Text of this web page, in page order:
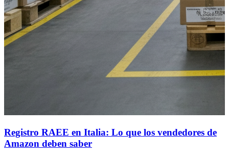
Registro RAEE en Italia: Lo que los vendedores de
Amazon deben saber